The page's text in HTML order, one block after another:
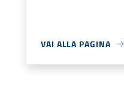
VAI ALLA PAGINA